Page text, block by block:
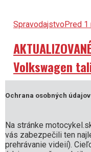
SpravodajstvoPred 1
Volkswagen
je obria
DUEL (2026):
Ochrana osobných údajov
Na stránke
vás zabezpečili ten
prehrávanie videií).